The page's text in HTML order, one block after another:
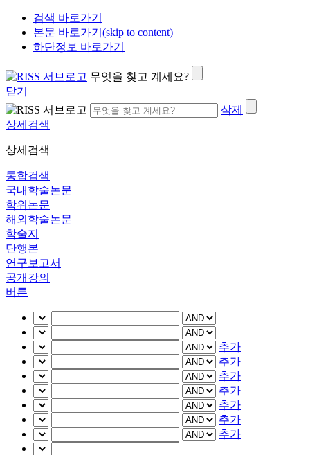
검색 바로가기
본문 바로가기(skip to content)
하단정보 바로가기
무엇을 찾고 계세요?
닫기
삭제
상세검색
상세검색
통합검색
국내학술논문
학위논문
해외학술논문
학술지
단행본
연구보고서
공개강의
버튼
추가
추가
추가
추가
추가
추가
추가